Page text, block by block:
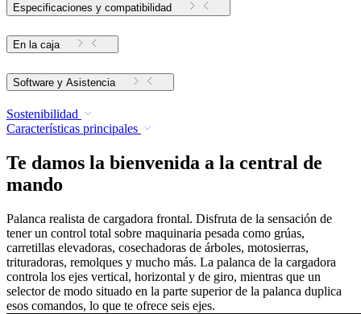
Especificaciones y compatibilidad
En la caja
Software y Asistencia
Sostenibilidad
Características principales
Te damos la bienvenida a la central de
mando
Palanca realista de cargadora frontal. Disfruta de la sensación de
tener un control total sobre maquinaria pesada como grúas,
carretillas elevadoras, cosechadoras de árboles, motosierras,
trituradoras, remolques y mucho más. La palanca de la cargadora
controla los ejes vertical, horizontal y de giro, mientras que un
selector de modo situado en la parte superior de la palanca duplica
esos comandos, lo que te ofrece seis ejes.